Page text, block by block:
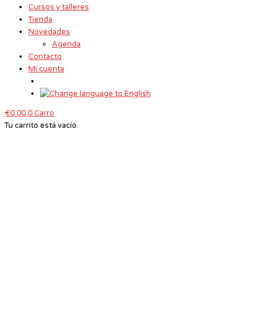
Cursos y talleres
Tienda
Novedades
Agenda
Contacto
Mi cuenta
€0.000Carro
Tu carrito está vacío.